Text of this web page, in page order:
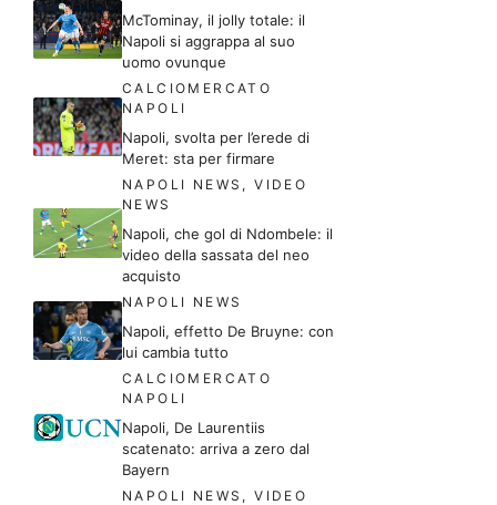
McTominay, il jolly totale: il
Napoli si aggrappa al suo
uomo ovunque
CALCIOMERCATO
NAPOLI
Napoli, svolta per l’erede di
Meret: sta per firmare
NAPOLI NEWS ,VIDEO
NEWS
Napoli, che gol di Ndombele: il
video della sassata del neo
acquisto
NAPOLI NEWS
Napoli, effetto De Bruyne: con
lui cambia tutto
CALCIOMERCATO
NAPOLI
Napoli, De Laurentiis
scatenato: arriva a zero dal
Bayern
NAPOLI NEWS ,VIDEO